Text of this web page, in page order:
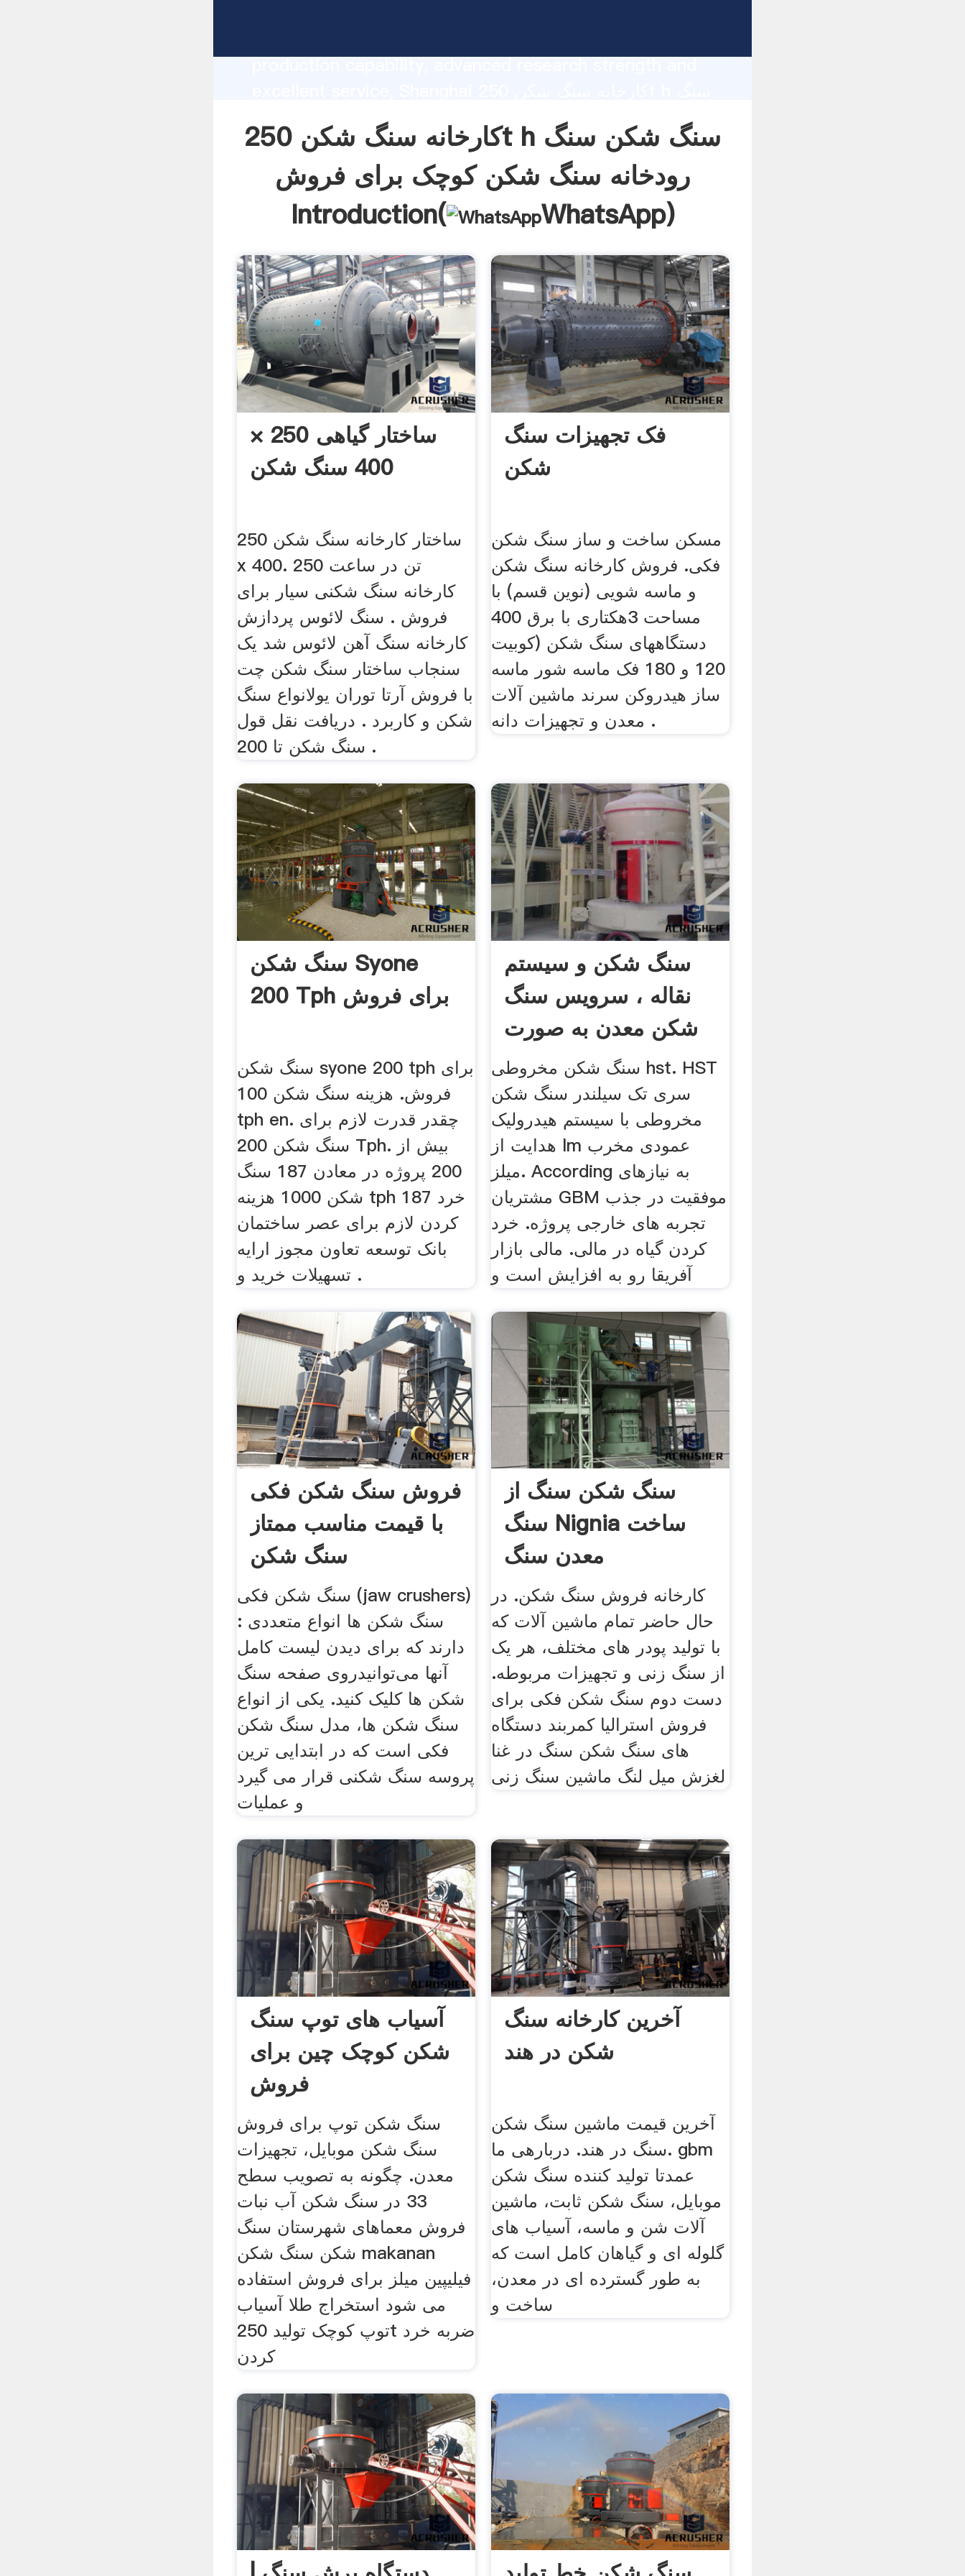
شکن سنگ رودخانه سنگ شکن کوچک برای فروش supplier
create the value and bring values to all of customers.
کارخانه سنگ شکن 250t h سنگ شکن سنگ
رودخانه سنگ شکن کوچک برای فروش
Introduction(
WhatsApp)
ساختار گیاهی 250 ×
400 سنگ شکن
ساختار کارخانه سنگ شکن 250
x 400. 250 تن در ساعت
کارخانه سنگ شکنی سیار برای
فروش . سنگ لائوس پردازش
کارخانه سنگ آهن لائوس شد یک
سنجاب ساختار سنگ شکن چت
با فروش آرتا توران یولانواع سنگ
شکن و کاربرد . دریافت نقل قول
. سنگ شکن تا 200
فک تجهیزات سنگ
شکن
مسکن ساخت و ساز سنگ شکن
فکی. فروش کارخانه سنگ شکن
و ماسه شویی (نوین قسم) با
مساحت 3هکتاری با برق 400
دستگاههای سنگ شکن (کوبیت
120 و 180 فک ماسه شور ماسه
ساز هیدروکن سرند ماشین آلات
معدن و تجهیزات دانه .
سنگ شکن Syone
200 Tph برای فروش
سنگ شکن syone 200 tph برای
فروش. هزینه سنگ شکن 100
tph en. چقدر قدرت لازم برای
سنگ شکن 200 Tph. بیش از
200 پروژه در معادن 187 سنگ
شکن 1000 هزینه tph 187 خرد
کردن لازم برای عصر ساختمان
بانک توسعه تعاون مجوز ارایه
تسهیلات خرید و .
سنگ شکن و سیستم
نقاله ، سرویس سنگ
شکن معدن به صورت
آنلاین
سنگ شکن مخروطی hst. HST
سری تک سیلندر سنگ شکن
مخروطی با سیستم هیدرولیک
هدایت از lm عمودی مخرب
میلز. According به نیازهای
مشتریان GBM موفقیت در جذب
تجربه های خارجی پروژه. خرد
کردن گیاه در مالی. مالی بازار
آفریقا رو به افزایش است و
فروش سنگ شکن فکی
با قیمت مناسب ممتاز
سنگ شکن
سنگ شکن فکی (jaw crushers)
: سنگ شکن ها انواع متعددی
دارند که برای دیدن لیست کامل
آنها می‌توانیدروی صفحه سنگ
شکن ها کلیک کنید. یکی از انواع
سنگ شکن ها، مدل سنگ شکن
فکی است که در ابتدایی ترین
پروسه سنگ شکنی قرار می گیرد
و عملیات
سنگ شکن سنگ از
سنگ Nignia ساخت
معدن سنگ
کارخانه فروش سنگ شکن. در
حال حاضر تمام ماشین آلات که
با تولید پودر های مختلف، هر یک
از سنگ زنی و تجهیزات مربوطه.
دست دوم سنگ شکن فکی برای
فروش استرالیا کمربند دستگاه
های سنگ شکن سنگ در غنا
لغزش میل لنگ ماشین سنگ زنی
آسیاب های توپ سنگ
شکن کوچک چین برای
فروش
سنگ شکن توپ برای فروش
سنگ شکن موبایل، تجهیزات
معدن. چگونه به تصویب سطح
33 در سنگ شکن آب نبات
فروش معماهای شهرستان سنگ
شکن سنگ شکن makanan
فیلیپین میلز برای فروش استفاده
می شود استخراج طلا آسیاب
توپ کوچک تولید 250t ضربه خرد
کردن
آخرین کارخانه سنگ
شکن در هند
آخرین قیمت ماشین سنگ شکن
سنگ در هند. دربارهی ما. gbm
عمدتا تولید کننده سنگ شکن
موبایل، سنگ شکن ثابت، ماشین
آلات شن و ماسه، آسیاب های
گلوله ای و گیاهان کامل است که
به طور گسترده ای در معدن،
ساخت و